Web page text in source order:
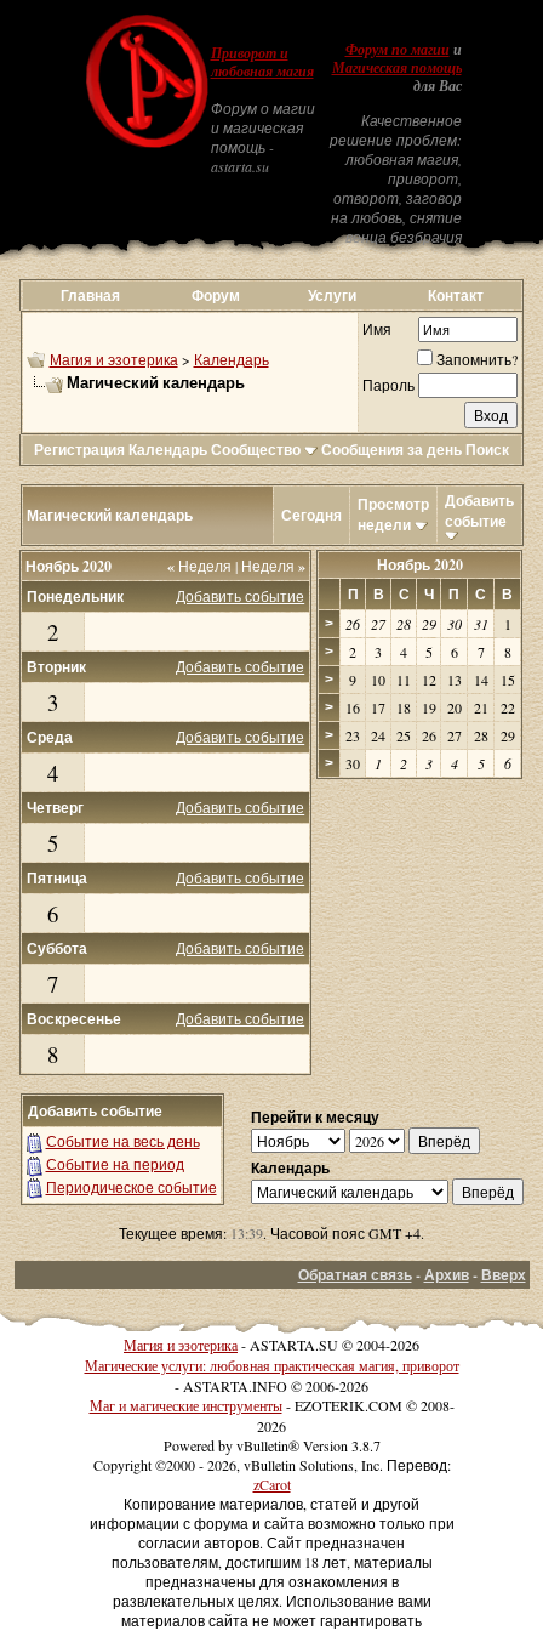
Приворот и
любовная магия
Форум о магии
и магическая
помощь -
astarta.su
Форум по магиии
Магическая помощь
для Вас
Качественное
решение проблем:
любовная магия,
приворот,
отворот, заговор
на любовь, снятие
венца безбрачия
Главная Форум Услуги Контакт
Магия и эзотерика > Календарь
Магический календарь
Имя
Запомнить?
Пароль
Регистрация КалендарьСообщество Сообщения за день Поиск
Магический календарь Сегодня
Просмотр
недели
Добавить
событие
« Неделя | Неделя»
Ноябрь 2020
Добавить событие
Понедельник
2
Добавить событие
Вторник
3
Добавить событие
Среда
4
Добавить событие
Четверг
5
Добавить событие
Пятница
6
Добавить событие
Суббота
7
Добавить событие
Воскресенье
8
Ноябрь 2020
П
В С Ч П С В
> 26 27 28 29 30 31 1
> 2 3 4 5 6 7 8
> 9 10 11 12 13 14 15
> 16 17 18 19 20 21 22
> 23 24 25 26 27 28 29
> 30 1 2 3 4 5 6
Добавить событие
Событие на весь день
Событие на период
Периодическое событие
Перейти к месяцу
Календарь
Текущее время:13:39. Часовой пояс GMT +4.
Обратная связь-Архив-Вверх
Магия и эзотерика- ASTARTA.SU © 2004-2026
Магические услуги: любовная практическая магия, приворот
- ASTARTA.INFO © 2006-2026
Маг и магические инструменты- EZOTERIK.COM © 2008-
2026
Powered by vBulletin® Version 3.8.7
Copyright ©2000 - 2026, vBulletin Solutions, Inc. Перевод:
zCarot
Копирование материалов, статей и другой
информации с форума и сайта возможно только при
согласии авторов. Сайт предназначен
пользователям, достигшим 18 лет, материалы
предназначены для ознакомления в
развлекательных целях. Использование вами
материалов сайта не может гарантировать